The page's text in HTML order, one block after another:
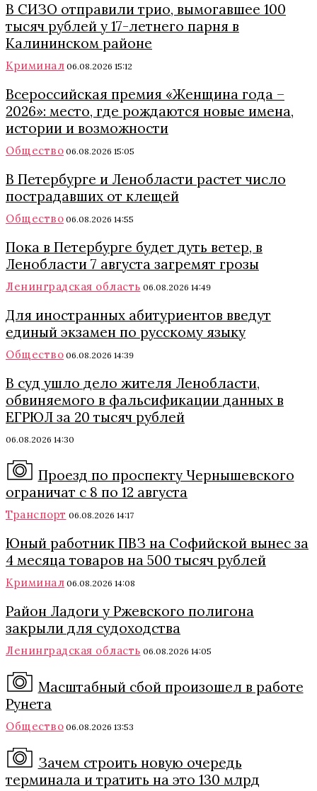
В СИЗО отправили трио, вымогавшее 100
тысяч рублей у 17-летнего парня в
Калининском районе
Криминал 06.08.2026 15:12
Всероссийская премия «Женщина года –
2026»: место, где рождаются новые имена,
истории и возможности
Общество 06.08.2026 15:05
В Петербурге и Ленобласти растет число
пострадавших от клещей
Общество 06.08.2026 14:55
Пока в Петербурге будет дуть ветер, в
Ленобласти 7 августа загремят грозы
Ленинградская область 06.08.2026 14:49
Для иностранных абитуриентов введут
единый экзамен по русскому языку
Общество 06.08.2026 14:39
В суд ушло дело жителя Ленобласти,
обвиняемого в фальсификации данных в
ЕГРЮЛ за 20 тысяч рублей
06.08.2026 14:30
Проезд по проспекту Чернышевского
ограничат с 8 по 12 августа
Транспорт 06.08.2026 14:17
Юный работник ПВЗ на Софийской вынес за
4 месяца товаров на 500 тысяч рублей
Криминал 06.08.2026 14:08
Район Ладоги у Ржевского полигона
закрыли для судоходства
Ленинградская область 06.08.2026 14:05
Масштабный сбой произошел в работе
Рунета
Общество 06.08.2026 13:53
Зачем строить новую очередь
терминала и тратить на это 130 млрд